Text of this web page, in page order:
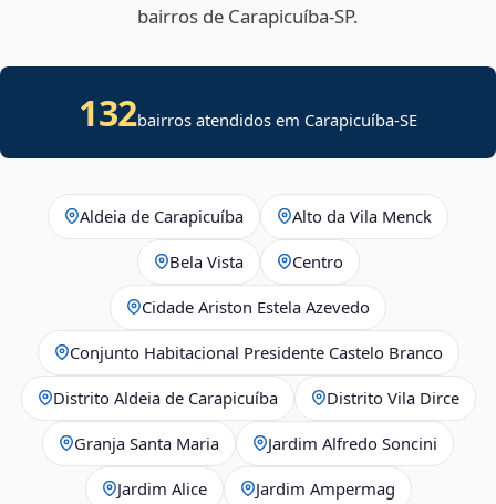
bairros de Carapicuíba‑SP.
132bairros atendidos em Carapicuíba-SE
Aldeia de Carapicuíba Alto da Vila Menck
Bela Vista Centro
Cidade Ariston Estela Azevedo
Conjunto Habitacional Presidente Castelo Branco
Distrito Aldeia de Carapicuíba Distrito Vila Dirce
Granja Santa Maria Jardim Alfredo Soncini
Jardim Alice Jardim Ampermag